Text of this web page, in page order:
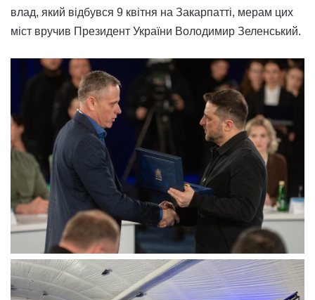
влад, який відбувся 9 квітня на Закарпатті, мерам цих
міст вручив Президент України Володимир Зеленський.